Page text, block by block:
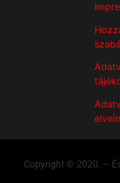
Copyright © 2020. –